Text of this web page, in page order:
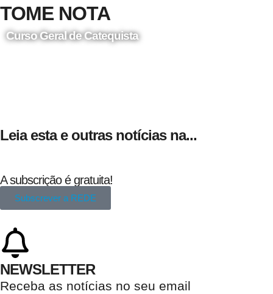
TOME NOTA
Curso Geral de Catequista
Leia esta e outras notícias na...
A subscrição é gratuita!
Subscrever a REDE
NEWSLETTER
Receba as notícias no seu email​